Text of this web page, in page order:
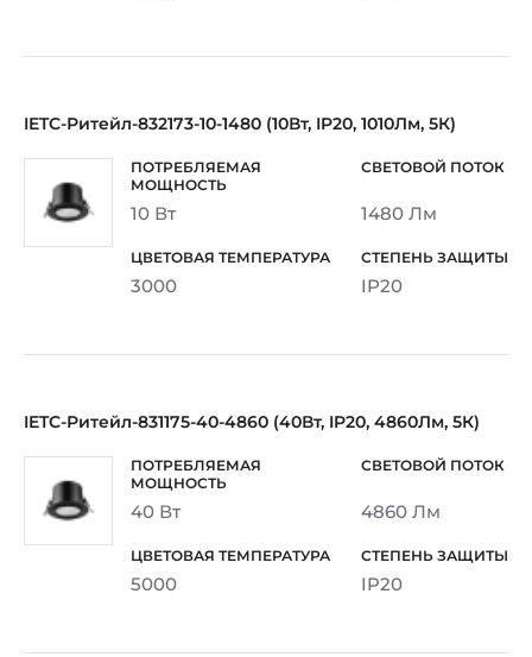
IETC-Ритейл-832173-10-1480 (10Вт, IP20, 1010Лм, 5К)
10 Вт 1480 Лм
3000 IP20
IETC-Ритейл-831175-40-4860 (40Вт, IP20, 4860Лм, 5К)
40 Вт 4860 Лм
5000 IP20